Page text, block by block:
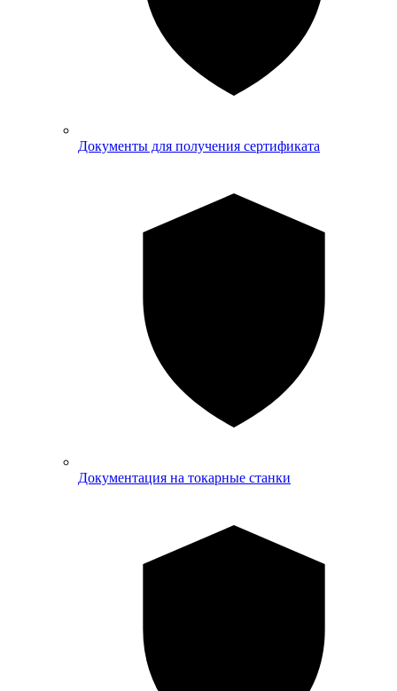
Документы для получения сертификата
Документация на токарные станки